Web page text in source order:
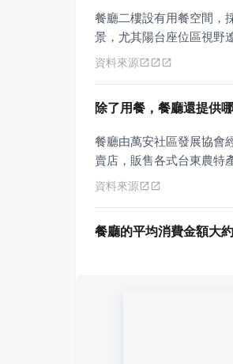
餐廳二樓設有用餐空間，
景，尤其陽台座位區視野
資料來源
除了用餐，餐廳還提供
餐廳由萬安社區發展協會
賣店，販售各式台東農特
資料來源
餐廳的平均消費金額大